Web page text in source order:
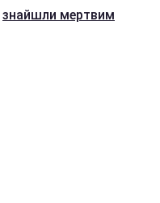
знайшли мертвим